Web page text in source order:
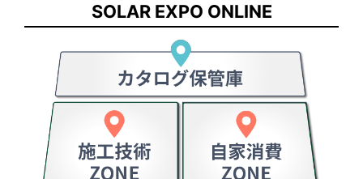
SOLAR EXPO ONLINE